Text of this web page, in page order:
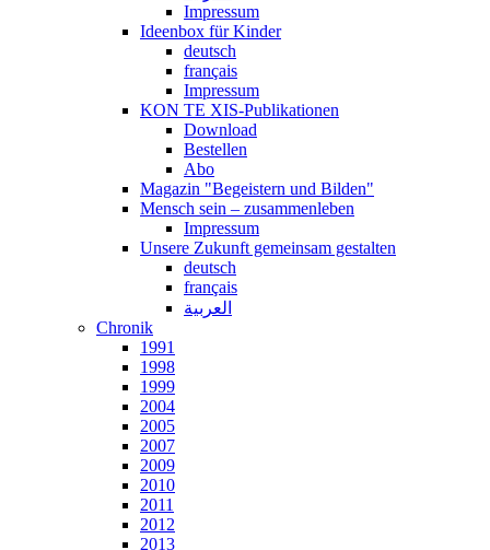
Impressum
Ideenbox für Kinder
deutsch
français
Impressum
KON TE XIS-Publikationen
Download
Bestellen
Abo
Magazin "Begeistern und Bilden"
Mensch sein – zusammenleben
Impressum
Unsere Zukunft gemeinsam gestalten
deutsch
français
العربية
Chronik
1991
1998
1999
2004
2005
2007
2009
2010
2011
2012
2013